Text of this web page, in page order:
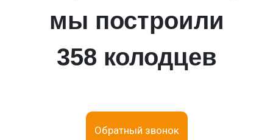
мы построили
358 колодцев
Обратный звонок